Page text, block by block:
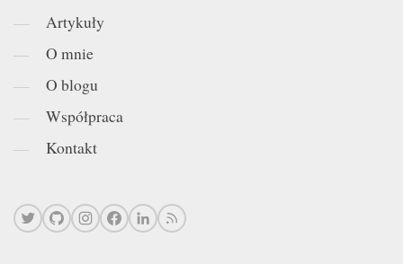
Artykuły
O mnie
O blogu
Współpraca
Kontakt